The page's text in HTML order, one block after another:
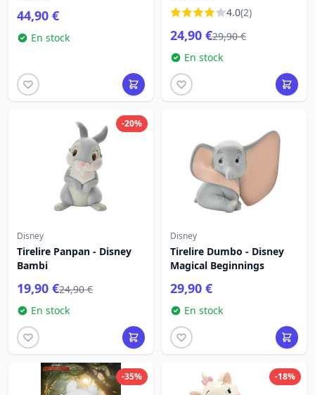
44,90 €
En stock
4.0(2)
24,90 €29,90 €
En stock
-20%
Disney
Tirelire Panpan - Disney
Bambi
19,90 €24,90 €
En stock
Disney
Tirelire Dumbo - Disney
Magical Beginnings
29,90 €
En stock
-35% -18%